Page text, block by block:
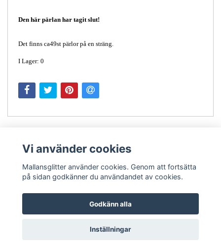
Den här pärlan har tagit slut!
Det finns ca49st pärlor på en sträng.
I Lager: 0
© Copyright 2026 Mallansglitter
Vi använder cookies
Mallansglitter använder cookies. Genom att fortsätta
på sidan godkänner du användandet av cookies.
Godkänn alla
Inställningar